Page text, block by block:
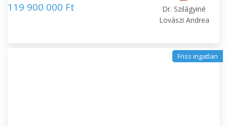
119 900 000 Ft
Dr. Szilágyiné
Lovászi Andrea
Friss ingatlan